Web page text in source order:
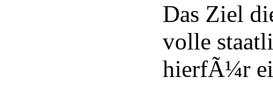
Das Ziel
volle
hierfÃ¼r